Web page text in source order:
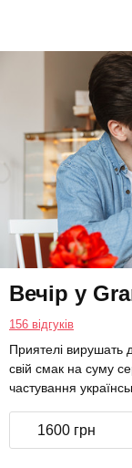
Вечір у
156 відгуків
Приятелі вирушать
свій смак на суму
частування
1600 грн